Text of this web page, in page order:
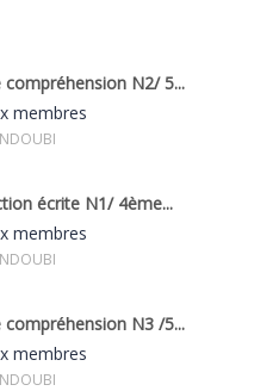
compréhension N2/ 5...
membres
écrite N1/ 4ème...
membres
compréhension N3 /5...
membres